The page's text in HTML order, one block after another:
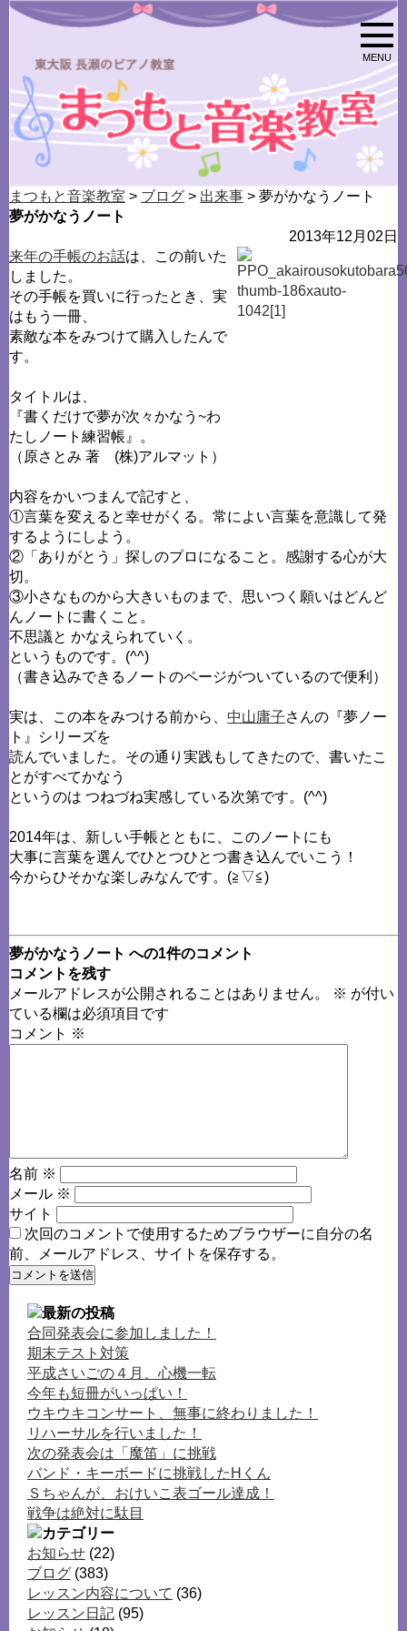
MENU
まつもと音楽教室 > ブログ > 出来事 > 夢がかなうノート
夢がかなうノート
2013年12月02日
来年の手帳のお話は、この前いた
しました。
その手帳を買いに行ったとき、実
はもう一冊、
素敵な本をみつけて購入したんで
す。
タイトルは、
『書くだけで夢が次々かなう~わ
たしノート練習帳』。
（原さとみ 著 (株)アルマット）
内容をかいつまんで記すと、
①言葉を変えると幸せがくる。常によい言葉を意識して発
するようにしよう。
②「ありがとう」探しのプロになること。感謝する心が大
切。
③小さなものから大きいものまで、思いつく願いはどんど
んノートに書くこと。
不思議と かなえられていく。
というものです。(^^)
（書き込みできるノートのページがついているので便利）
実は、この本をみつける前から、 中山庸子さんの『夢ノー
ト』シリーズを
読んでいました。その通り実践もしてきたので、書いたこ
とがすべてかなう
というのは つねづね実感している次第です。(^^)
2014年は、新しい手帳とともに、このノートにも
大事に言葉を選んでひとつひとつ書き込んでいこう！
今からひそかな楽しみなんです。(≧▽≦)
夢がかなうノート への1件のコメント
コメントを残す
メールアドレスが公開されることはありません。
※ が付い
ている欄は必須項目です
コメント ※
名前 ※
メール ※
サイト
次回のコメントで使用するためブラウザーに自分の名
前、メールアドレス、サイトを保存する。
合同発表会に参加しました！
期末テスト対策
平成さいごの４月、心機一転
今年も短冊がいっぱい！
ウキウキコンサート、無事に終わりました！
リハーサルを行いました！
次の発表会は「魔笛」に挑戦
バンド・キーボードに挑戦したHくん
Ｓちゃんが、おけいこ表ゴール達成！
戦争は絶対に駄目
お知らせ (22)
ブログ (383)
レッスン内容について (36)
レッスン日記 (95)